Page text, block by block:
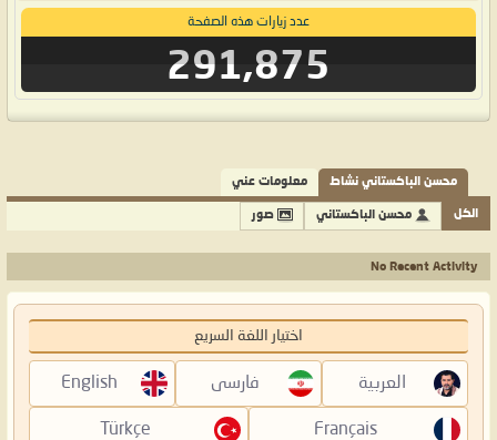
عدد زيارات هذه الصفحة
291,875
محسن الباكستاني نشاط معلومات عني
الكل محسن الباكستاني صور
No Recent Activity
اختيار اللغة السريع
العربية فارسی English
Français
Türkçe